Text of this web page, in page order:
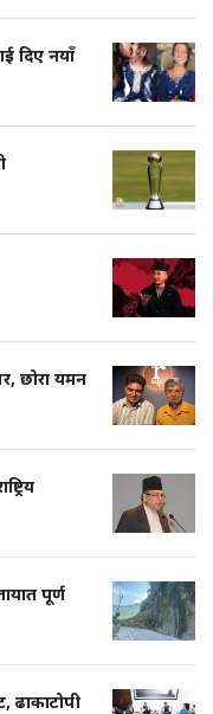
दिए नयाँ
छोरा यमन
पूर्ण
ढाकाटोपी